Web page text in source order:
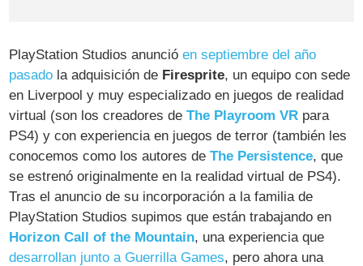
PlayStation Studios anuncióen septiembre del año
pasado la adquisición de Firesprite, un equipo con sede
en Liverpool y muy especializado en juegos de realidad
virtual (son los creadores deThe Playroom VR para
PS4) y con experiencia en juegos de terror (también les
conocemos como los autores deThe Persistence, que
se estrenó originalmente en la realidad virtual de PS4).
Tras el anuncio de su incorporación a la familia de
PlayStation Studios supimos que están trabajando en
Horizon Call of the Mountain, una experiencia que
desarrollan junto a Guerrilla Games, pero ahora una